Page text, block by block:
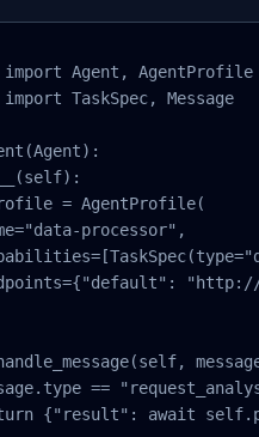
import Agent, AgentProfile
TaskSpec, Message
= AgentProfile(
processor",
==
{"result": await